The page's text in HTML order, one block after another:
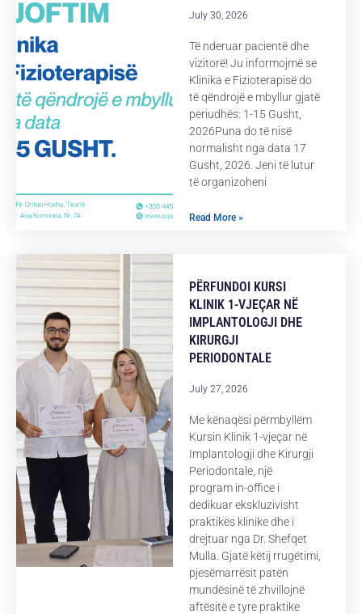
July 30, 2026
Të nderuar pacientë dhe
vizitorë! Ju informojmë se
Klinika e Fizioterapisë do
të qëndrojë e mbyllur gjatë
periudhës: 1-15 Gusht,
2026Puna do të nisë
normalisht nga data 17
Gusht, 2026. Jeni të lutur
të organizoheni
Read More »
PËRFUNDOI KURSI
KLINIK 1-VJEÇAR NË
IMPLANTOLOGJI DHE
KIRURGJI
PERIODONTALE
July 27, 2026
Me kënaqësi përmbyllëm
Kursin Klinik 1-vjeçar në
Implantologji dhe Kirurgji
Periodontale, një
program in-office i
dedikuar ekskluzivisht
praktikës klinike dhe i
drejtuar nga Dr. Shefqet
Mulla. Gjatë këtij rrugëtimi,
pjesëmarrësit patën
mundësinë të zhvillojnë
aftësitë e tyre praktike